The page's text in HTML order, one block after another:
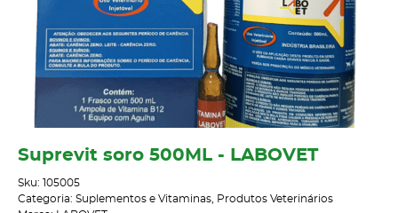
Suprevit soro 500ML - LABOVET
Sku: 105005
Categoria: Suplementos e Vitaminas
Produtos Veterinários